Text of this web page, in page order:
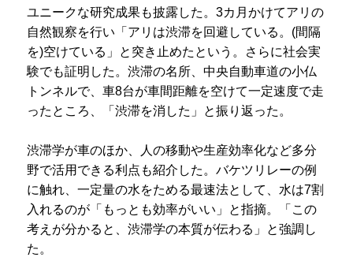
ユニークな研究成果も披露した。3カ月かけてアリの
自然観察を行い「アリは渋滞を回避している。(間隔
を)空けている」と突き止めたという。さらに社会実
験でも証明した。渋滞の名所、中央自動車道の小仏
トンネルで、車8台が車間距離を空けて一定速度で走
ったところ、「渋滞を消した」と振り返った。
渋滞学が車のほか、人の移動や生産効率化など多分
野で活用できる利点も紹介した。バケツリレーの例
に触れ、一定量の水をためる最速法として、水は7割
入れるのが「もっとも効率がいい」と指摘。「この
考えが分かると、渋滞学の本質が伝わる」と強調し
た。